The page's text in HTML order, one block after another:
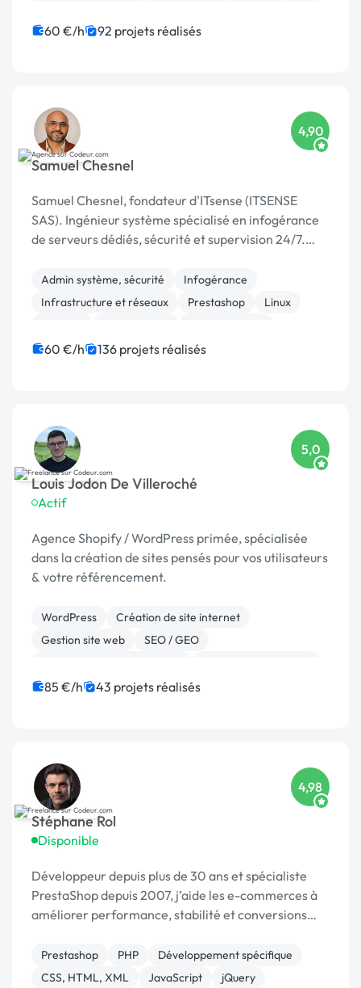
60 €/h 92 projets réalisés
Samuel Chesnel
4,90
Samuel Chesnel, fondateur d'ITsense (ITSENSE
SAS). Ingénieur système spécialisé en infogérance
de serveurs dédiés, sécurité et supervision 24/7.
infr
Admin système, sécurité
Infogérance
Infrastructure et réseaux
Prestashop
Linux
Migration
Migration ou refonte de site
60 €/h 136 projets réalisés
Louis Jodon De Villeroché
Actif
5,0
Agence Shopify / WordPress primée, spécialisée
dans la création de sites pensés pour vos utilisateurs
& votre référencement.
WordPress
Création de site internet
Gestion site web
SEO / GEO
Référencement, liens
Site E-commerce
85 €/h 43 projets réalisés
Stéphane Rol
Disponible
4,98
Développeur depuis plus de 30 ans et spécialiste
PrestaShop depuis 2007, j’aide les e-commerces à
améliorer performance, stabilité et conversions
Prestashop PHP
Développement spécifique
CSS, HTML, XML
JavaScript jQuery